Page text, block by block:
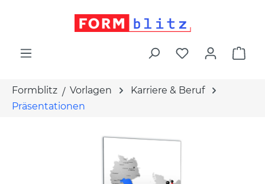
Formblitz Vorlagen
Karriere & Beruf
Präsentationen